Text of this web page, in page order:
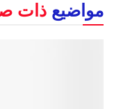
مواضيع ذات